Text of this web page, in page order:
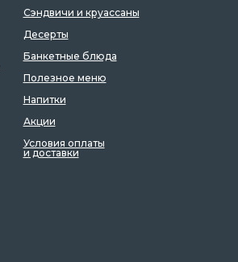
Сэндвичи и круассаны
Десерты
Банкетные блюда
Полезное меню
Напитки
Акции
Условия оплаты
и доставки